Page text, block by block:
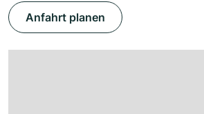
Anfahrt planen